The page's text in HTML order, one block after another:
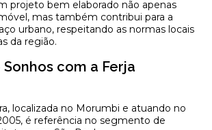
projeto bem elaborado não apenas
mas também contribui para a
urbano, respeitando as normas locais
da região.
com a Ferja
localizada no Morumbi e atuando no
é referência no segmento de